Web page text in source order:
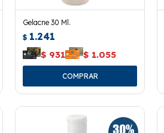
Gelacne 30 Ml.
$ 1.241
$ 931 $ 1.055